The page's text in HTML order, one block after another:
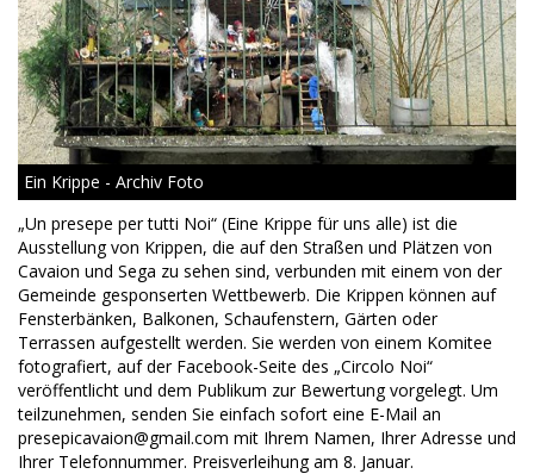
Ein Krippe - Archiv Foto
„Un presepe per tutti Noi“ (Eine Krippe für uns alle) ist die
Ausstellung von Krippen, die auf den Straßen und Plätzen von
Cavaion und Sega zu sehen sind, verbunden mit einem von der
Gemeinde gesponserten Wettbewerb. Die Krippen können auf
Fensterbänken, Balkonen, Schaufenstern, Gärten oder
Terrassen aufgestellt werden. Sie werden von einem Komitee
fotografiert, auf der Facebook-Seite des „Circolo Noi“
veröffentlicht und dem Publikum zur Bewertung vorgelegt. Um
teilzunehmen, senden Sie einfach sofort eine E-Mail an
presepicavaion@gmail.com mit Ihrem Namen, Ihrer Adresse und
Ihrer Telefonnummer. Preisverleihung am 8. Januar.